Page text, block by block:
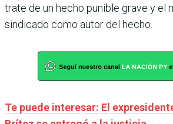
trate de un hecho punible grave y el
sindicado como autor del hecho.
Te puede interesar: El